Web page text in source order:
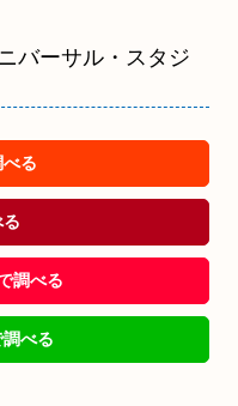
バーサル・スタジ
べる
調べる
べる